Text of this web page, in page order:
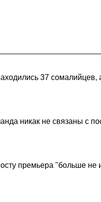
37 сомалийцев,
никак не связаны с
премьера "больше не